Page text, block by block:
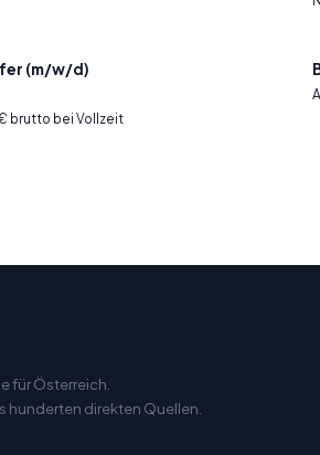
(m/w/d)
brutto bei Vollzeit
für Österreich.
hunderten direkten Quellen.